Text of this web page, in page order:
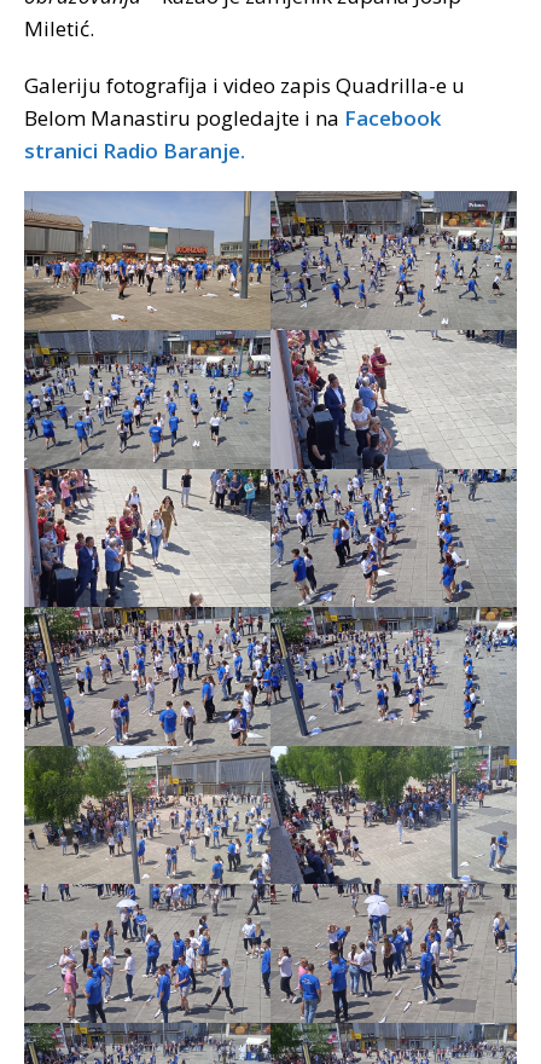
Miletić.
Galeriju fotografija i video zapis Quadrilla-e u
Belom Manastiru pogledajte i na Facebook
stranici Radio Baranje.